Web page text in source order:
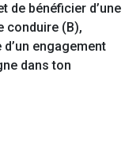
de bénéficier d’une
conduire (B),
engagement
dans ton